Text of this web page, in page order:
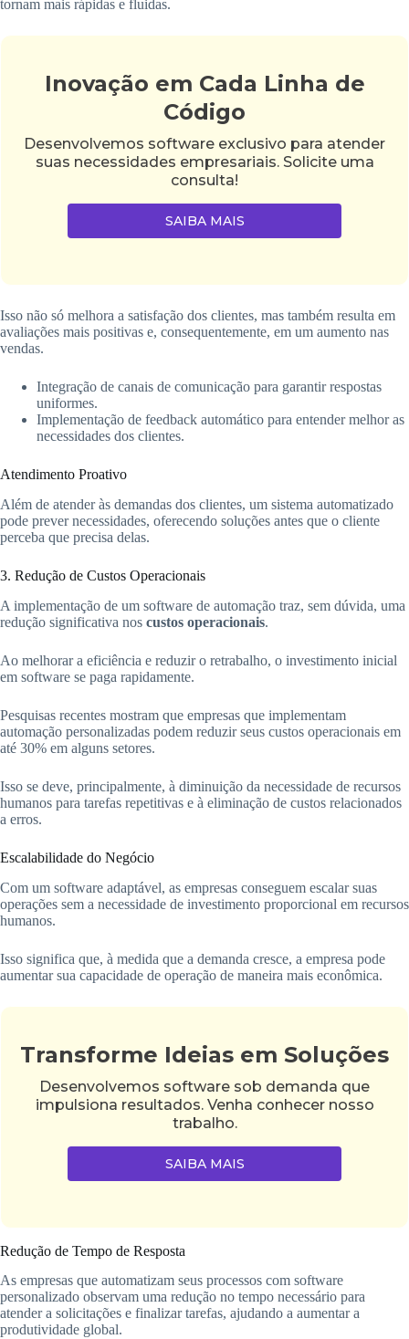
tornam mais rápidas e fluidas.
Inovação em Cada Linha de
Código
Desenvolvemos software exclusivo para atender
suas necessidades empresariais. Solicite uma
consulta!
SAIBA MAIS
Isso não só melhora a satisfação dos clientes, mas também resulta em
avaliações mais positivas e, consequentemente, em um aumento nas
vendas.
Integração de canais de comunicação para garantir respostas
uniformes.
Implementação de feedback automático para entender melhor as
necessidades dos clientes.
Atendimento Proativo
Além de atender às demandas dos clientes, um sistema automatizado
pode prever necessidades, oferecendo soluções antes que o cliente
perceba que precisa delas.
3. Redução de Custos Operacionais
A implementação de um software de automação traz, sem dúvida, uma
redução significativa nos custos operacionais.
Ao melhorar a eficiência e reduzir o retrabalho, o investimento inicial
em software se paga rapidamente.
Pesquisas recentes mostram que empresas que implementam
automação personalizadas podem reduzir seus custos operacionais em
até 30% em alguns setores.
Isso se deve, principalmente, à diminuição da necessidade de recursos
humanos para tarefas repetitivas e à eliminação de custos relacionados
a erros.
Escalabilidade do Negócio
Com um software adaptável, as empresas conseguem escalar suas
operações sem a necessidade de investimento proporcional em recursos
humanos.
Isso significa que, à medida que a demanda cresce, a empresa pode
aumentar sua capacidade de operação de maneira mais econômica.
Transforme Ideias em Soluções
Desenvolvemos software sob demanda que
impulsiona resultados. Venha conhecer nosso
trabalho.
SAIBA MAIS
Redução de Tempo de Resposta
As empresas que automatizam seus processos com software
personalizado observam uma redução no tempo necessário para
atender a solicitações e finalizar tarefas, ajudando a aumentar a
produtividade global.